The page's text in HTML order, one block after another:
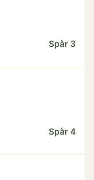
Spår 3
Spår 4